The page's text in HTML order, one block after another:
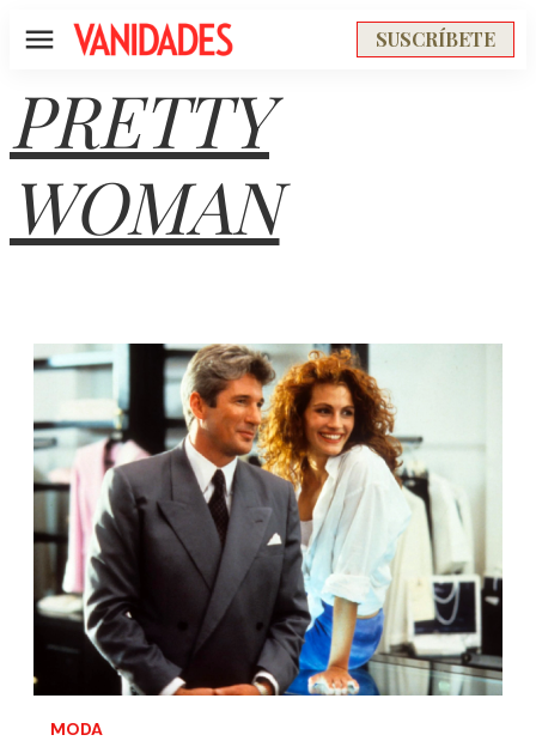
Menú SUSCRÍBETE
PRETTY
WOMAN
MODA